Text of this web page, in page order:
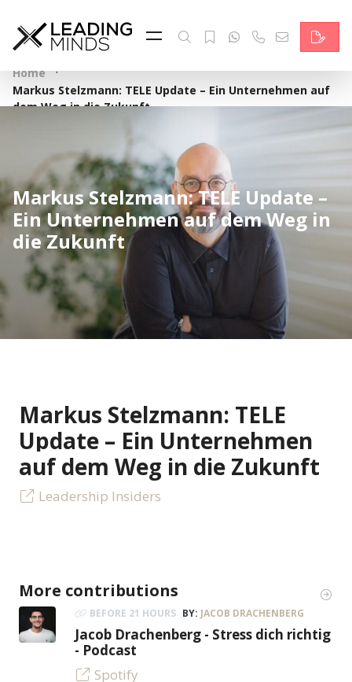
Feed
Reading Minds
Topics
Services
Who we are
Contact
Deutsch
Home ·
Markus Stelzmann: TELE Update – Ein Unternehmen auf
dem Weg in die Zukunft
Markus Stelzmann: TELE Update –
Ein Unternehmen auf dem Weg in
die Zukunft
Markus Stelzmann: TELE
Update – Ein Unternehmen
auf dem Weg in die Zukunft
Leadership Insiders
More contributions
BEFORE 21 HOURS BY: JACOB DRACHENBERG
Jacob Drachenberg - Stress dich richtig
- Podcast
Spotify